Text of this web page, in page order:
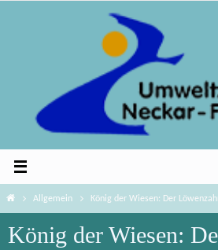
HomeAllgemein König der Wiesen: Der
König der Wiesen: